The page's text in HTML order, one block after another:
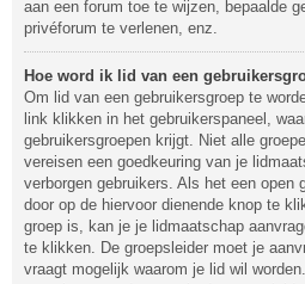
aan een forum toe te wijzen, bepaalde
privéforum te verlenen, enz.
Hoe word ik lid van een
Om lid van een gebruikersgroep te
link klikken in het gebruikerspaneel,
gebruikersgroepen krijgt. Niet alle
vereisen een goedkeuring van je
verborgen gebruikers. Als het een open
door op de hiervoor dienende knop te
groep is, kan je je lidmaatschap
te klikken. De groepsleider moet je
vraagt mogelijk waarom je lid wil